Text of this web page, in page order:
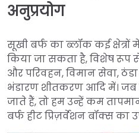
अनुप्रयोग
सूखी बर्फ का ब्लॉक कई
किया जा सकता है, विशेष रूप
और परिवहन, विमान सेवा,
भंडारण शीतकरण आदि में।
जाते हैं, तो हम उन्हें कम
बर्फ हीट प्रिज़र्वेशन बॉक्स